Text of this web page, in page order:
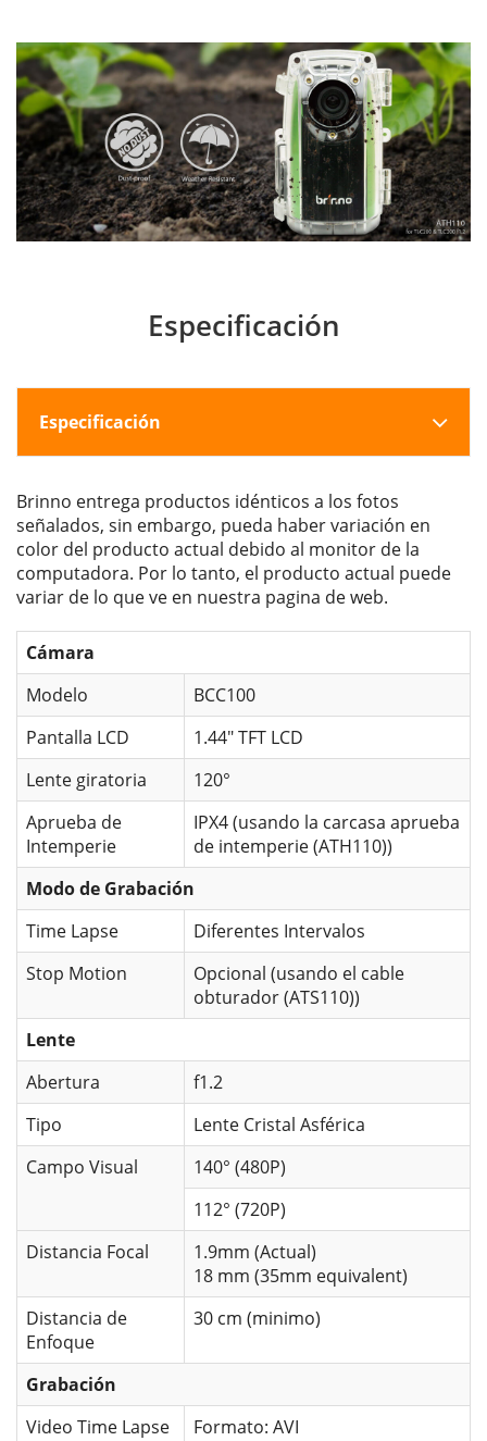
Especificación
Especificación
Brinno entrega productos idénticos a los fotos
señalados, sin embargo, pueda haber variación en
color del producto actual debido al monitor de la
computadora. Por lo tanto, el producto actual puede
variar de lo que ve en nuestra pagina de web.
Cámara
Modelo
BCC100
Pantalla LCD
1.44" TFT LCD
Lente giratoria
120°
Aprueba de
Intemperie
IPX4 (usando la carcasa aprueba
de intemperie (ATH110))
Modo de Grabación
Time Lapse
Diferentes Intervalos
Stop Motion
Opcional (usando el cable
obturador (ATS110))
Lente
Abertura
f1.2
Tipo
Lente Cristal Asférica
Campo Visual
140° (480P)
112° (720P)
Distancia Focal
1.9mm (Actual)
18 mm (35mm equivalent)
Distancia de
Enfoque
30 cm (minimo)
Grabación
Video Time Lapse
Formato: AVI